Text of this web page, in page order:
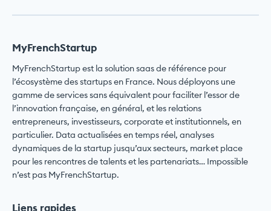
MyFrenchStartup
MyFrenchStartup est la solution saas de référence pour
l’écosystème des startups en France. Nous déployons une
gamme de services sans équivalent pour faciliter l’essor de
l’innovation française, en général, et les relations
entrepreneurs, investisseurs, corporate et institutionnels, en
particulier. Data actualisées en temps réel, analyses
dynamiques de la startup jusqu’aux secteurs, market place
pour les rencontres de talents et les partenariats… Impossible
n’est pas MyFrenchStartup.
Liens rapides